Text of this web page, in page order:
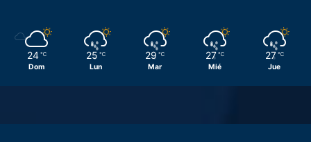
24 ℃
Dom
25 ℃
Lun
29 ℃
Mar
27 ℃
Mié
27 ℃
Jue